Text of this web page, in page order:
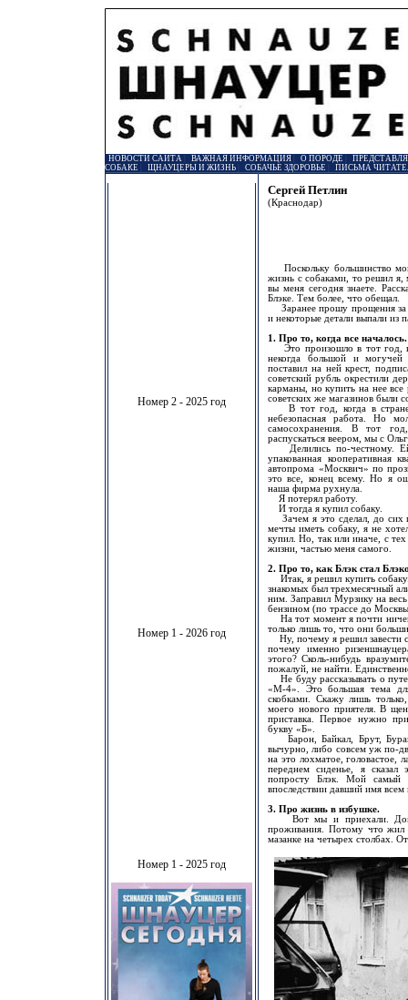
НОВОСТИ САЙТА| ВАЖНАЯ ИНФОРМАЦИЯ| О ПОРОДЕ
СОБАКЕ
ЩНАУЦЕРЫ И ЖИЗНЬ| СОБАЧЬЕ ЗДОРОВЬЕ ПИСЬМА
Номер 2 - 2025 год
Номер 1 - 2026 год
Номер 1 - 2025 год
Сергей Петлин
(Краснодар)
Поскольку большинство
жизнь с собаками, то решил я,
вы меня сегодня знаете.
Блэке. Тем более, что обещал.
Заранее прошу прощения за
и некоторые детали выпали из
1. Про то, когда все началось.
Это произошло в тот год,
некогда большой и могучей
поставил на ней крест,
советский рубль окрестили
карманы, но купить на нее
советских же магазинов были
В тот год, когда в стране
небезопасная работа. Но
самосохранения. В тот
распускаться веером, мы с
Делились по-честному. Ей
упакованная кооперативная
автопрома «Москвич» по
это все, конец всему. Но я
наша фирма рухнула.
Я потерял работу.
И тогда я купил собаку.
Зачем я это сделал, до сих
мечты иметь собаку, я не
купил. Но, так или иначе, с
жизни, частью меня самого.
2. Про то, как Блэк стал
Итак, я решил купить
знакомых был трехмесячный
ним. Заправил Мурзику на
бензином (по трассе до
На тот момент я почти
только лишь то, что они
Ну, почему я решил завести
почему именно
этого? Сколь-нибудь
пожалуй, не найти.
Не буду рассказывать о
«М-4». Это большая тема
скобками. Скажу лишь
моего нового приятеля. В
приставка. Первое нужно
букву «Б».
Барон, Байкал, Брут,
вычурно, либо совсем уж по-
на это лохматое, головастое,
переднем сиденье, я
попросту Блэк. Мой самый
впоследствии давший имя
3. Про жизнь в избушке.
Вот мы и приехали.
проживания. Потому что жил
мазанке на четырех столбах.